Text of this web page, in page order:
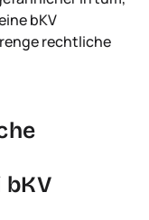
bKV
rechtliche
bKV